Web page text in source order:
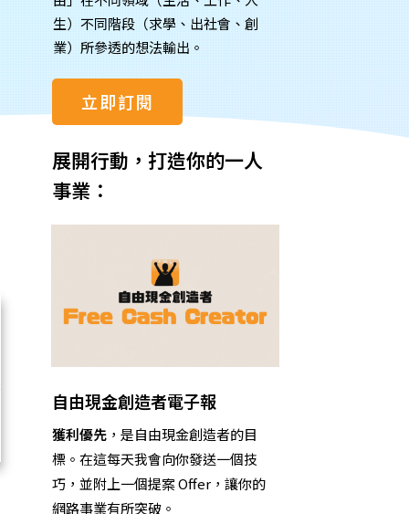
生）不同階段（求學、出社會、創
業）所參透的想法輸出。
立即訂閱
展開行動，打造你的一人
事業：
自由現金創造者電子報
獲利優先 ，是自由現金創造者的目
標。在這每天我會向你發送一個技
巧，並附上一個提案 Offer，讓你的
網路事業有所突破。